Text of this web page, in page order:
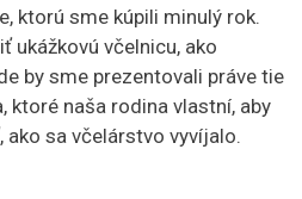
ktorú sme kúpili minulý rok.
ukážkovú včelnicu, ako
by sme prezentovali práve tie
ktoré naša rodina vlastní, aby
sa včelárstvo vyvíjalo.